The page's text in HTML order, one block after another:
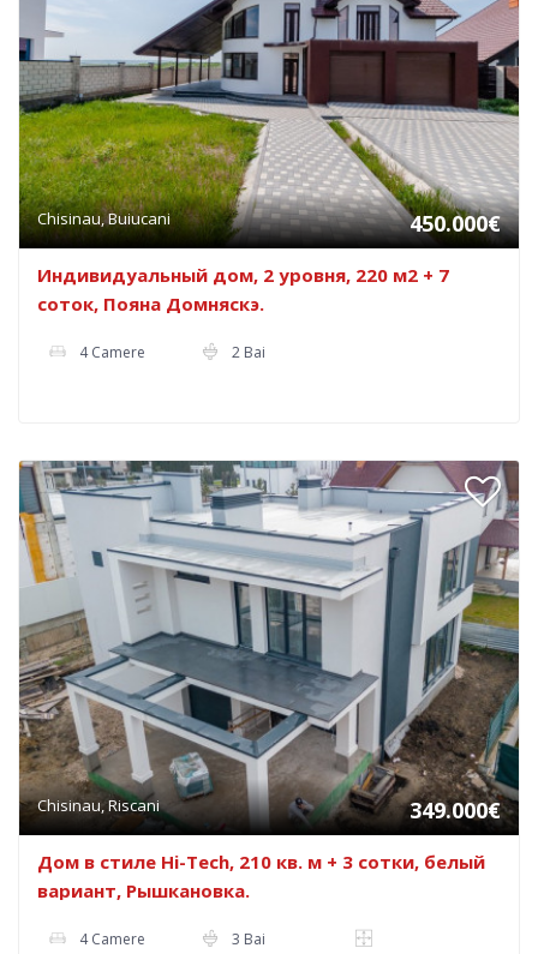
Chisinau, Buiucani 450.000€
Индивидуальный дом, 2 уровня, 220 м2 + 7
соток, Пояна Домняскэ.
4 Camere 2 Bai
Chisinau, Riscani 349.000€
Дом в стиле Hi-Tech, 210 кв. м + 3 сотки, белый
вариант, Рышкановка.
4 Camere 3 Bai